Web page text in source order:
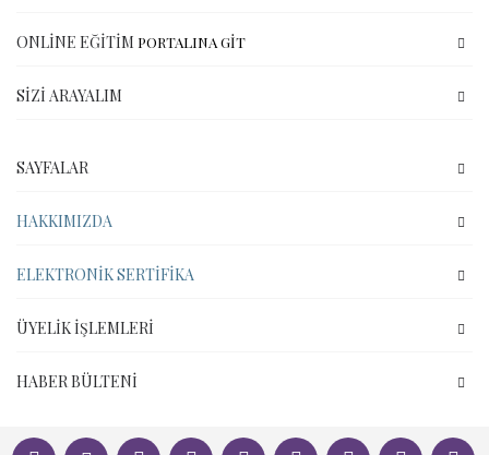
ONLINE EĞITIM PORTALINA GİT
SIZI ARAYALIM
SAYFALAR
HAKKIMIZDA
ELEKTRONIK SERTIFIKA
ÜYELIK İŞLEMLERI
HABER BÜLTENI